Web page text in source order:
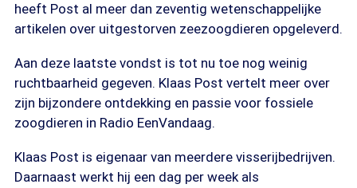
heeft Post al meer dan zeventig wetenschappelijke
artikelen over uitgestorven zeezoogdieren opgeleverd.
Aan deze laatste vondst is tot nu toe nog weinig
ruchtbaarheid gegeven. Klaas Post vertelt meer over
zijn bijzondere ontdekking en passie voor fossiele
zoogdieren in Radio EenVandaag.
Klaas Post is eigenaar van meerdere visserijbedrijven.
Daarnaast werkt hij een dag per week als